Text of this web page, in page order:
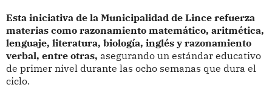
Esta iniciativa de la Municipalidad de Lince refuerza
materias como razonamiento matemático, aritmética,
lenguaje, literatura, biología, inglés y razonamiento
verbal, entre otras, asegurando un estándar educativo
de primer nivel durante las ocho semanas que dura el
ciclo.